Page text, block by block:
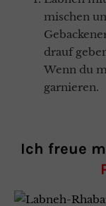
mischen
drauf
Wenn du
garnieren.
Ich freue